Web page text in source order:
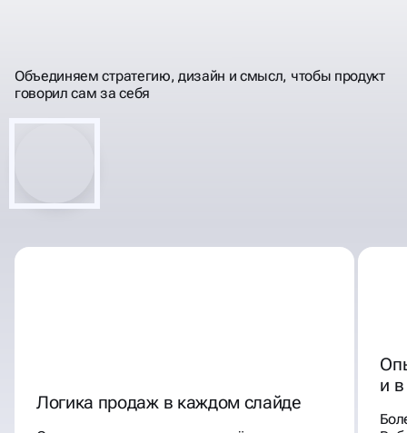
КОТОРЫЕ ПРОДАЮТ
Объединяем стратегию, дизайн и смысл, чтобы продукт
говорил сам за себя
Логика продаж в каждом слайде
и